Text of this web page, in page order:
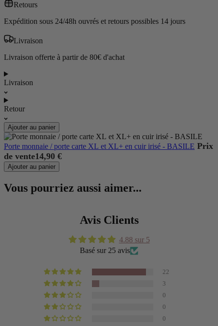
Retours
Expédition sous 24/48h ouvrés et retours possibles 14 jours
Livraison
Livraison offerte à partir de 80€ d'achat
Livraison
Retour
Ajouter au panier
Porte monnaie / porte carte XL et XL+ en cuir irisé - BASILE Prix
de vente14,90 €
Ajouter au panier
Vous pourriez aussi aimer...
Avis Clients
4.88 sur 5
Basé sur 25 avis
22
3
0
0
0